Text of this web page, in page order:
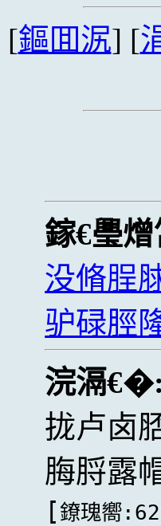
[鏂囬泦] [
鎵€璺熷
没脩脭
驴碌脛
浣滆€�:
拢卢卤
脢脟露
[鐐瑰嚮